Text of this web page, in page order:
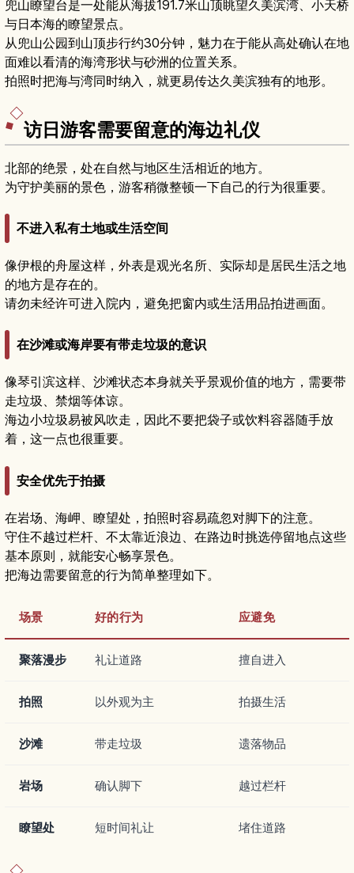
兜山瞭望台是一处能从海拔191.7米山顶眺望久美滨湾、小天桥
与日本海的瞭望景点。
从兜山公园到山顶步行约30分钟，魅力在于能从高处确认在地
面难以看清的海湾形状与砂洲的位置关系。
拍照时把海与湾同时纳入，就更易传达久美滨独有的地形。
访日游客需要留意的海边礼仪
北部的绝景，处在自然与地区生活相近的地方。
为守护美丽的景色，游客稍微整顿一下自己的行为很重要。
不进入私有土地或生活空间
像伊根的舟屋这样，外表是观光名所、实际却是居民生活之地
的地方是存在的。
请勿未经许可进入院内，避免把窗内或生活用品拍进画面。
在沙滩或海岸要有带走垃圾的意识
像琴引滨这样、沙滩状态本身就关乎景观价值的地方，需要带
走垃圾、禁烟等体谅。
海边小垃圾易被风吹走，因此不要把袋子或饮料容器随手放
着，这一点也很重要。
安全优先于拍摄
在岩场、海岬、瞭望处，拍照时容易疏忽对脚下的注意。
守住不越过栏杆、不太靠近浪边、在路边时挑选停留地点这些
基本原则，就能安心畅享景色。
把海边需要留意的行为简单整理如下。
场景 好的行为 应避免
聚落漫步 礼让道路 擅自进入
拍照 以外观为主 拍摄生活
沙滩 带走垃圾 遗落物品
岩场 确认脚下 越过栏杆
瞭望处 短时间礼让 堵住道路